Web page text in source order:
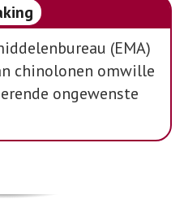
(EMA)
chinolonen omwille
ongewenste